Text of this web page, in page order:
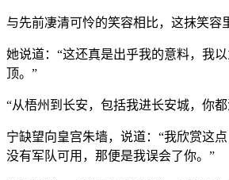
与先前凄清可怜的笑容相比，这抹笑容
她说道：“这还真是出乎我的意料，我
顶。”
“从梧州到长安，包括我进长安城，你
宁缺望向皇宫朱墙，说道：“我欣赏这
没有军队可用，那便是我误会了你。”